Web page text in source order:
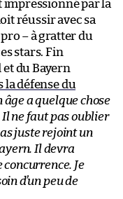
impressionné par la
réussir avec sa
– à gratter du
stars. Fin
du Bayern
défense du
âge a quelque chose
Il ne faut pas oublier
juste rejoint un
Il devra
concurrence. Je
d’un peu de